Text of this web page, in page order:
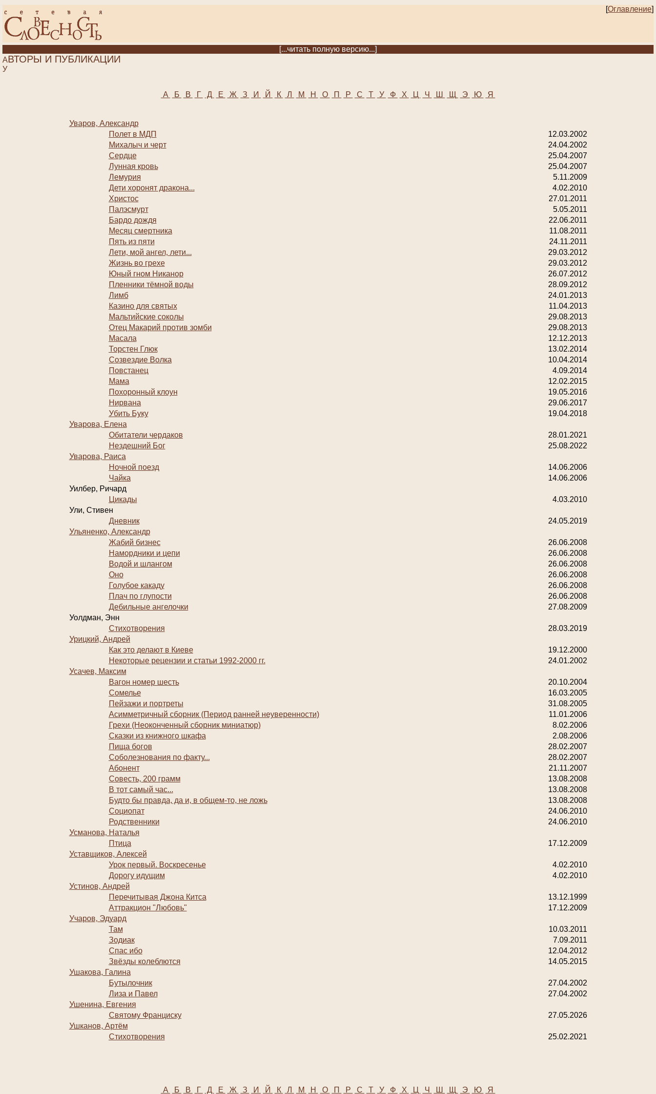
[Оглавление]
[...читать полную версию...]
АВТОРЫ И ПУБЛИКАЦИИ
У
А Б В Г Д Е Ж З И Й К Л М Н О П Р С Т У Ф Х Ц Ч Ш Щ Э Ю Я
Уваров, Александр
Полет в МДП
12.03.2002
Михалыч и черт
24.04.2002
Сердце
25.04.2007
Лунная кровь
25.04.2007
Лемурия
5.11.2009
Дети хоронят дракона...
4.02.2010
Христос
27.01.2011
Палэсмурт
5.05.2011
Бардо дождя
22.06.2011
Месяц смертника
11.08.2011
Пять из пяти
24.11.2011
Лети, мой ангел, лети...
29.03.2012
Жизнь во грехе
29.03.2012
Юный гном Никанор
26.07.2012
Пленники тёмной воды
28.09.2012
Лимб
24.01.2013
Казино для святых
11.04.2013
Мальтийские соколы
29.08.2013
Отец Макарий против зомби
29.08.2013
Масала
12.12.2013
Торстен Глюк
13.02.2014
Созвездие Волка
10.04.2014
Повстанец
4.09.2014
Мама
12.02.2015
Похоронный клоун
19.05.2016
Нирвана
29.06.2017
Убить Буку
19.04.2018
Уварова, Елена
Обитатели чердаков
28.01.2021
Нездешний Бог
25.08.2022
Уварова, Раиса
Ночной поезд
14.06.2006
Чайка
14.06.2006
Уилбер, Ричард
Цикады
4.03.2010
Ули, Стивен
Дневник
24.05.2019
Ульяненко, Александр
Жабий бизнес
26.06.2008
Намордники и цепи
26.06.2008
Водой и шлангом
26.06.2008
Оно
26.06.2008
Голубое какаду
26.06.2008
Плач по глупости
26.06.2008
Дебильные ангелочки
27.08.2009
Уолдман, Энн
Стихотворения
28.03.2019
Урицкий, Андрей
Как это делают в Киеве
19.12.2000
Некоторые рецензии и статьи 1992-2000 гг.
24.01.2002
Усачев, Максим
Вагон номер шесть
20.10.2004
Сомелье
16.03.2005
Пейзажи и портреты
31.08.2005
Асимметричный сборник (Период ранней неуверенности)
11.01.2006
Грехи (Неоконченный сборник миниатюр)
8.02.2006
Сказки из книжного шкафа
2.08.2006
Пища богов
28.02.2007
Соболезнования по факту...
28.02.2007
Абонент
21.11.2007
Совесть, 200 грамм
13.08.2008
В тот самый час...
13.08.2008
Будто бы правда, да и, в общем-то, не ложь
13.08.2008
Социопат
24.06.2010
Родственники
24.06.2010
Усманова, Наталья
Птица
17.12.2009
Уставщиков, Алексей
Урок первый. Воскресенье
4.02.2010
Дорогу идущим
4.02.2010
Устинов, Андрей
Перечитывая Джона Китса
13.12.1999
Аттракцион "Любовь"
17.12.2009
Учаров, Эдуард
Там
10.03.2011
Зодиак
7.09.2011
Спас ибо
12.04.2012
Звёзды колеблются
14.05.2015
Ушакова, Галина
Бутылочник
27.04.2002
Лиза и Павел
27.04.2002
Ушенина, Евгения
Святому Франциску
27.05.2026
Ушканов, Артём
Стихотворения
25.02.2021
А Б В Г Д Е Ж З И Й К Л М Н О П Р С Т У Ф Х Ц Ч Ш Щ Э Ю Я